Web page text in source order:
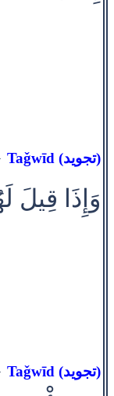
Taǧwīd (تجويد)
وَإِذَا قِيلَ
Taǧwīd (تجويد)